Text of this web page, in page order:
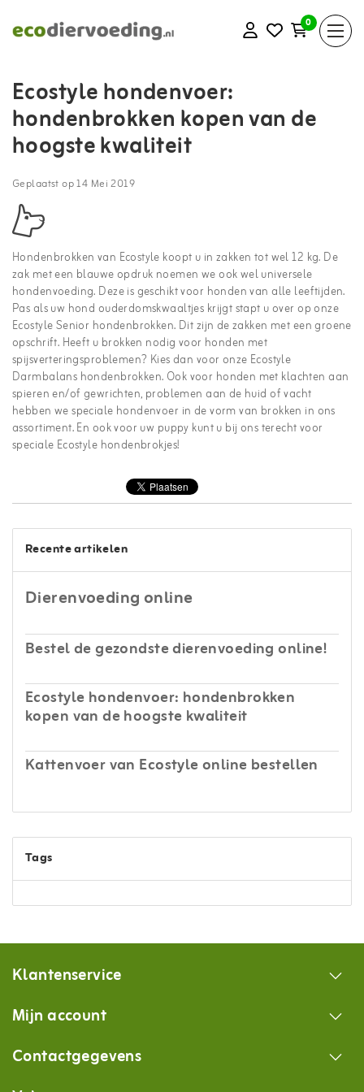
0
Ecostyle hondenvoer:
hondenbrokken kopen van de
hoogste kwaliteit
Geplaatst op14 Mei 2019
Hondenbrokken van Ecostyle koopt u in zakken tot wel 12 kg. De
zak met een blauwe opdruk noemen we ook wel universele
hondenvoeding. Deze is geschikt voor honden van alle leeftijden.
Pas als uw hond ouderdomskwaaltjes krijgt stapt u over op onze
Ecostyle Senior hondenbrokken. Dit zijn de zakken met een groene
opschrift. Heeft u brokken nodig voor honden met
spijsverteringsproblemen? Kies dan voor onze Ecostyle
Darmbalans hondenbrokken. Ook voor honden met klachten aan
spieren en/of gewrichten, problemen aan de huid of vacht
hebben we speciale hondenvoer in de vorm van brokken in ons
assortiment. En ook voor uw puppy kunt u bij ons terecht voor
speciale Ecostyle hondenbrokjes!
Recente artikelen
Dierenvoeding online
Bestel de gezondste dierenvoeding online!
Ecostyle hondenvoer: hondenbrokken
kopen van de hoogste kwaliteit
Kattenvoer van Ecostyle online bestellen
Tags
Klantenservice
Mijn account
Contactgegevens